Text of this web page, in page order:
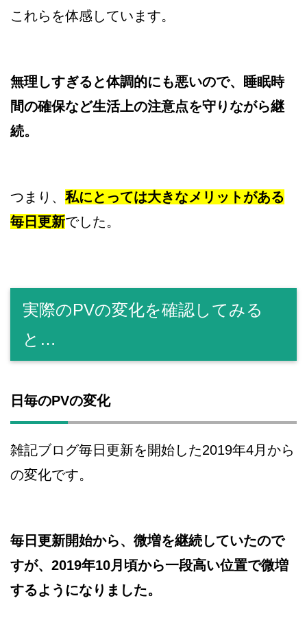
これらを体感しています。
無理しすぎると体調的にも悪いので、睡眠時
間の確保など生活上の注意点を守りながら継
続。
つまり、 私にとっては大きなメリットがある
毎日更新でした。
実際のPVの変化を確認してみる
と…
日毎のPVの変化
雑記ブログ毎日更新を開始した2019年4月から
の変化です。
毎日更新開始から、微増を継続していたので
すが、2019年10月頃から一段高い位置で微増
するようになりました。